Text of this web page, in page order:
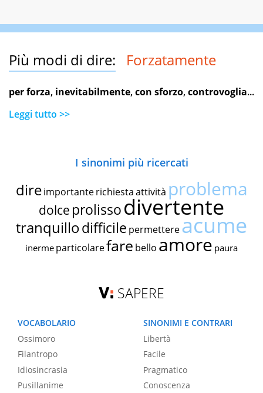
Più modi di dire: Forzatamente
per forza, inevitabilmente,con sforzo,controvoglia...
Leggi tutto >>
I sinonimi più ricercati
dire importante richiestaattività problema
dolce prolissodivertente
tranquillodifficile permettereacume
inerme particolarefare bello amore paura
SAPERE
VOCABOLARIO
Ossimoro
Filantropo
Idiosincrasia
Pusillanime
SINONIMI E CONTRARI
Libertà
Facile
Pragmatico
Conoscenza